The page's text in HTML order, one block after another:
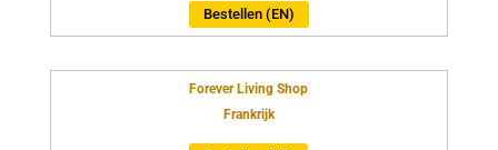
Bestellen (EN)
Forever Living Shop
Frankrijk